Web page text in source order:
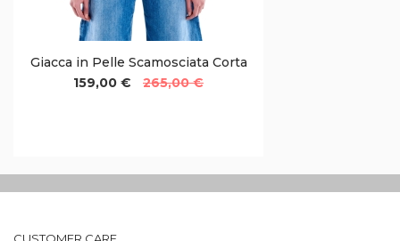
Giacca in Pelle Scamosciata Corta
159,00 €
265,00 €